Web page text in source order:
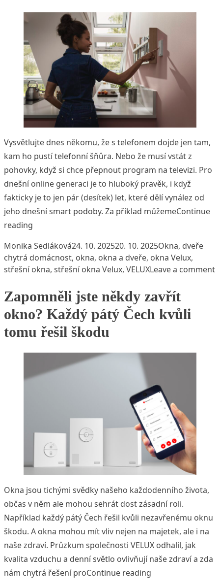
Vysvětlujte dnes někomu, že s telefonem dojde jen tam,
kam ho pustí telefonní šňůra. Nebo že musí vstát z
pohovky, když si chce přepnout program na televizi. Pro
dnešní online generaci je to hluboký pravěk, i když
fakticky je to jen pár (desítek) let, které dělí vynález od
jeho dnešní smart podoby. Za příklad můžemeContinue
reading
Posted by
Monika Sedláková24. 10. 202520. 10. 2025Posted in
Okna, dveře
chytrá domácnost, okna, okna a dveře, okna Velux,
střešní okna, střešní okna Velux, VELUXLeave a comment
Zapomněli jste někdy zavřít
okno? Každý pátý Čech kvůli
tomu řešil škodu
Okna jsou tichými svědky našeho každodenního života,
občas v něm ale mohou sehrát dost zásadní roli.
Například každý pátý Čech řešil kvůli nezavřenému oknu
škodu. A okna mohou mít vliv nejen na majetek, ale i na
naše zdraví. Průzkum společnosti VELUX odhalil, jak
kvalita vzduchu a denní světlo ovlivňují naše zdraví a zda
nám chytrá řešení proContinue reading